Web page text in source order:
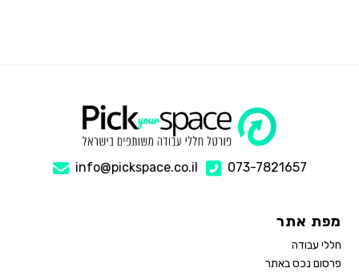
מפת אתר
חללי עבודה
פרסום נכס באתר
info@pickspace.co.il 073-7821657